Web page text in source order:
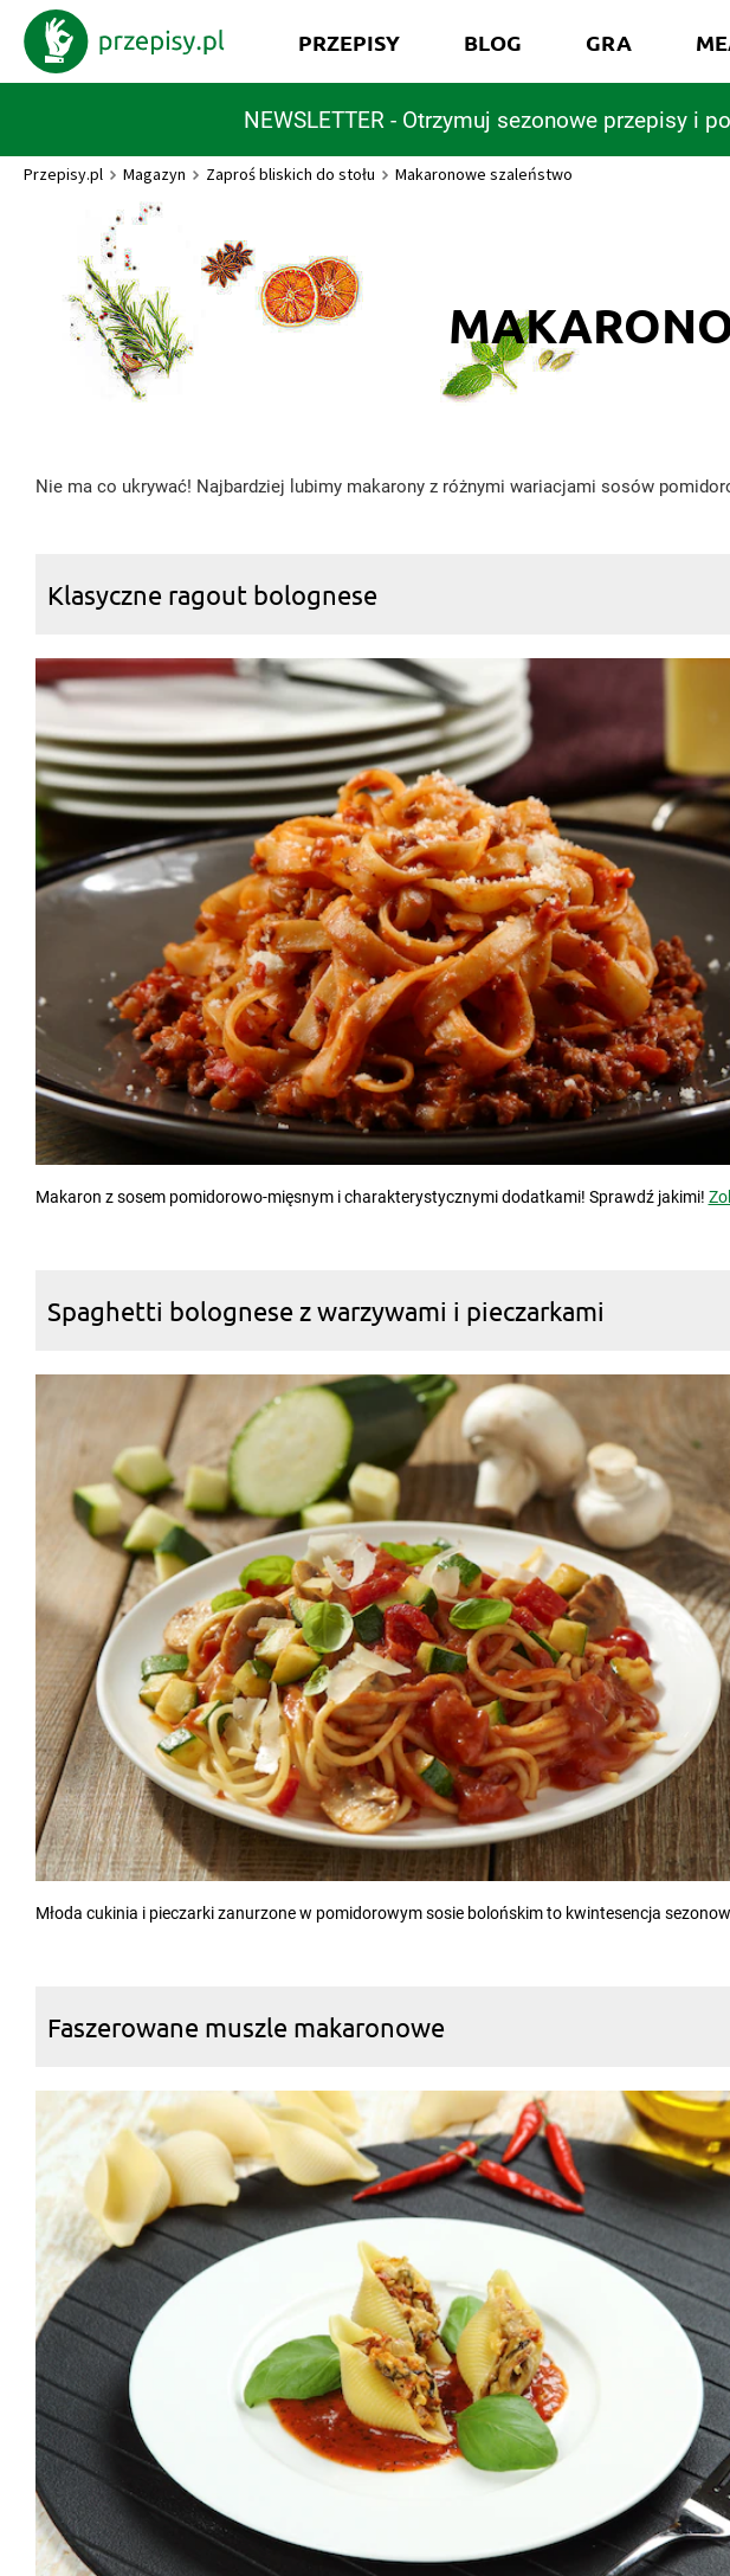
NEWSLETTER - Otrzymuj sezonowe przepisy i
PRZEPISY BLOG GRA
Przepisy.pl Magazyn Zaproś bliskich do stołu Makaronowe szaleństwo
Nie ma co ukrywać! Najbardziej lubimy makarony z różnymi wariacjami sosów
Klasyczne ragout bolognese
Makaron z sosem pomidorowo-mięsnym i charakterystycznymi dodatkami! Sprawdź jakimi!
Spaghetti bolognese z warzywami i pieczarkami
Młoda cukinia i pieczarki zanurzone w pomidorowym sosie bolońskim to kwintesencja
Faszerowane muszle makaronowe